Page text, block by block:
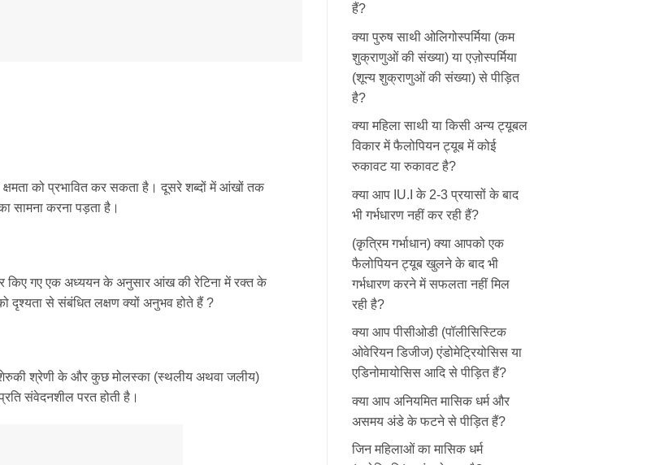
को प्रभावित कर सकता है। दूसरे शब्दों में आंखों तक
सामना करना पड़ता है।
पर किए गए एक अध्ययन के अनुसार आंख की रेटिना में रक्त के
दृश्यता से संबंधित लक्षण क्यों अनुभव होते हैं ?
श्रेणी के और कुछ मोलस्का (स्थलीय अथवा जलीय)
संवेदनशील परत होती है।
हैं?
क्या पुरुष साथी ओलिगोस्पर्मिया (कम
शुक्राणुओं की संख्या) या एज़ोस्पर्मिया
(शून्य शुक्राणुओं की संख्या) से पीड़ित
है?
क्या महिला साथी या किसी अन्य ट्यूबल
विकार में फैलोपियन ट्यूब में कोई
रुकावट या रुकावट है?
क्या आप IU.I के 2-3 प्रयासों के बाद
भी गर्भधारण नहीं कर रही हैं?
(कृत्रिम गर्भाधान) क्या आपको एक
फैलोपियन ट्यूब खुलने के बाद भी
गर्भधारण करने में सफलता नहीं मिल
रही है?
क्या आप पीसीओडी (पॉलीसिस्टिक
ओवेरियन डिजीज) एंडोमेट्रियोसिस या
एडिनोमायोसिस आदि से पीड़ित हैं?
क्या आप अनियमित मासिक धर्म और
असमय अंडे के फटने से पीड़ित हैं?
जिन महिलाओं का मासिक धर्म